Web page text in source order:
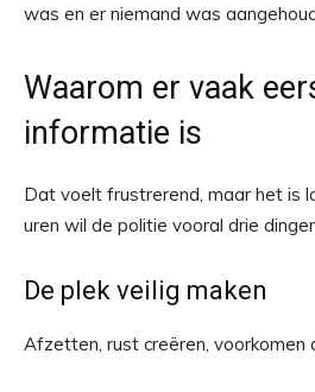
was en er niemand was
Waarom er vaak
informatie is
Dat voelt frustrerend, maar het is
uren wil de politie vooral drie
De plek veilig maken
Afzetten, rust creëren, voorkomen